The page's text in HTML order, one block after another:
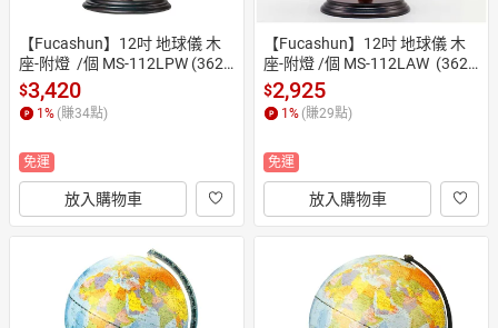
【Fucashun】12吋 地球儀 木
座-附燈  /個 MS-112LPW (362
7)
$3,420
1% (賺34點)
免運
放入購物車
【Fucashun】12吋 地球儀 木
座-附燈 /個 MS-112LAW  (362
5)
$2,925
1% (賺29點)
免運
放入購物車